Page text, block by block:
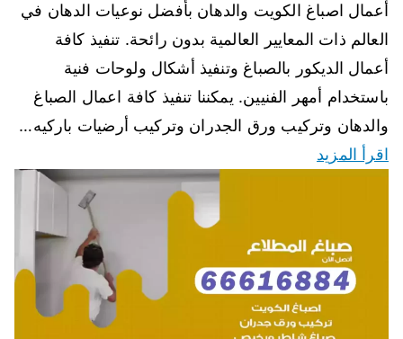
أعمال اصباغ الكويت والدهان بأفضل نوعيات الدهان في
العالم ذات المعايير العالمية بدون رائحة. تنفيذ كافة
أعمال الديكور بالصباغ وتنفيذ أشكال ولوحات فنية
باستخدام أمهر الفنيين. يمكننا تنفيذ كافة اعمال الصباغ
والدهان وتركيب ورق الجدران وتركيب أرضيات باركيه…
اقرأ المزيد